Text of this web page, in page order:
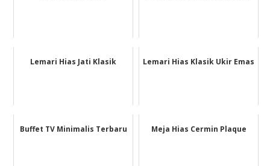
Lemari Hias Jati Klasik Lemari Hias Klasik Ukir Emas
Buffet TV Minimalis Terbaru Meja Hias Cermin Plaque